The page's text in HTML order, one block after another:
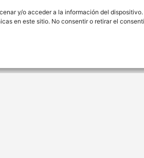
y/o acceder a la información del
en este sitio. No consentir o retirar el